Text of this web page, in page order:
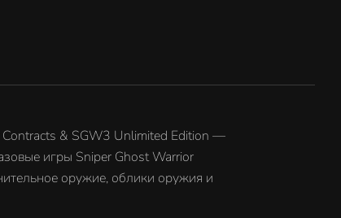
Contracts & SGW3 Unlimited Edition —
игры Sniper Ghost Warrior
оружие, облики оружия и